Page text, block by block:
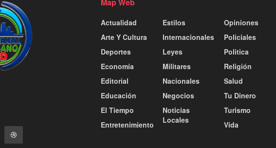
Actualidad
Arte Y Cultura
Deportes
Economía
Editorial
Educación
El Tiempo
Entretenimiento
Estilos
Internacionales
Leyes
Militares
Nacionales
Negocios
Noticias
Locales
Opiniones
Policiales
Politica
Religión
Salud
Tu Dinero
Turismo
Vida